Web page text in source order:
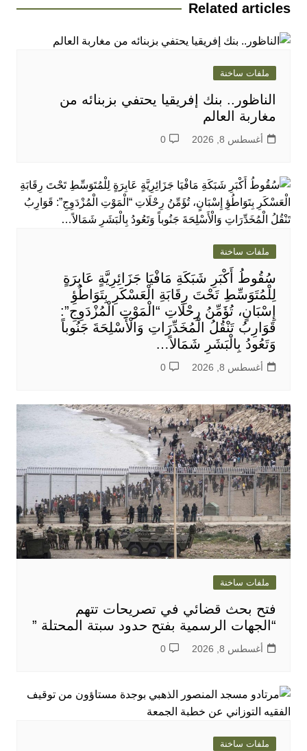
Related articles
ملفات ساخنة
الناظور.. بنك إفريقيا يحتفي بزبنائه من
مغاربة العالم
أغسطس 8, 2026 0
ملفات ساخنة
سُقُوطُ أَكْبَرِ شَبَكَةِ مَافْيَا جَزَائِرِيَّةٍ عَابِرَةٍ
لِلْمُتَوَسِّطِ تَحْتَ رِقَابَةِ الْعَسْكَرِ بِتَوَاطُؤِ
إِسْبَانٍ، تُؤَمِّنُ رِحْلَاتِ “الْمَوْتِ الْمُزْدَوِجِ”:
قَوَارِبُ تَنْقُلُ الْمُخَدِّرَاتِ وَالْأَسْلِحَةَ جَنُوباً
وَتَعُودُ بِالْبَشَرِ شَمَالاً…
أغسطس 8, 2026 0
ملفات ساخنة
فتح بحث قضائي في تصريحات تتهم
“الجهات الرسمية بفتح حدود سبتة المحتلة ”
أغسطس 8, 2026 0
ملفات ساخنة